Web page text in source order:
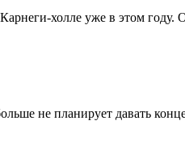
холле уже в этом году.
не планирует давать